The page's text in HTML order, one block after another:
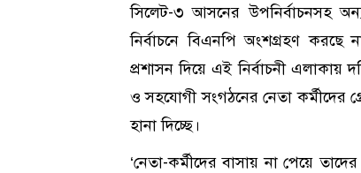
সিলেট-৩ আসনের উপনির্বাচনসহ
নির্বাচনে বিএনপি অংশগ্রহণ
প্রশাসন দিয়ে এই নির্বাচনী এলাকায়
ও সহযোগী সংগঠনের নেতা কর্মীদের
হানা দিচ্ছে।
‘নেতা-কর্মীদের বাসায় না পেয়ে